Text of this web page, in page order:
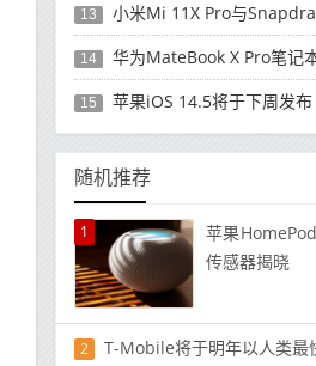
13 小米Mi 11X Pro与Snapdragon 888处
14 华为MateBook X Pro笔记本电脑
15 苹果iOS 14.5将于下周发布
随机推荐
1
苹果
传感器揭晓
2 T-Mobile将于明年以人类最快的速度扩展